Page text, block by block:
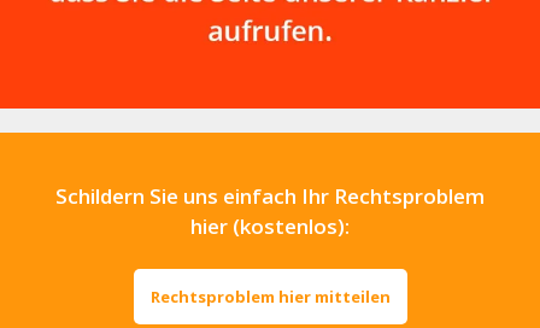
Schildern Sie uns einfach Ihr Rechtsproblem
hier (kostenlos):
Rechtsproblem hier mitteilen